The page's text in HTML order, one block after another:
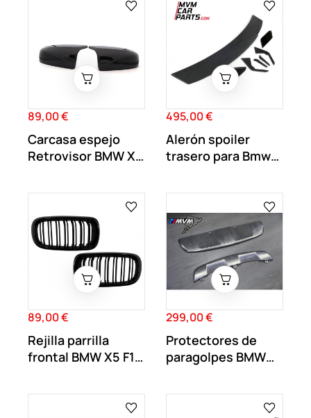
Precio
89,00 €
Carcasa espejo
Retrovisor BMW X5
Precio
495,00 €
Alerón spoiler
trasero para Bmw
Precio
89,00 €
Rejilla parrilla
frontal BMW X5 F15
Precio
299,00 €
Protectores de
paragolpes BMW